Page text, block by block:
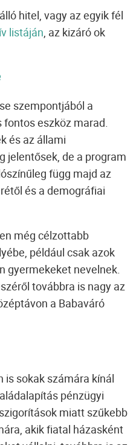
hitel, vagy az egyik fél
listáján , az kizáró ok
szempontjából a
eszköz marad.
és az állami
jelentősek, de a program
függ majd az
és a demográfiai
még célzottabb
például csak azok
gyermekeket nevelnek.
továbbra is nagy az
a Babaváró
is sokak számára kínál
pénzügyi
miatt szűkebb
akik fiatal házasként